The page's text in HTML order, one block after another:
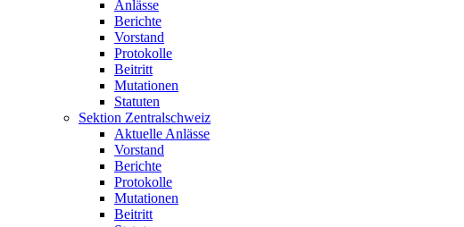
Anlässe
Berichte
Vorstand
Protokolle
Beitritt
Mutationen
Statuten
Sektion Zentralschweiz
Aktuelle Anlässe
Vorstand
Berichte
Protokolle
Mutationen
Beitritt